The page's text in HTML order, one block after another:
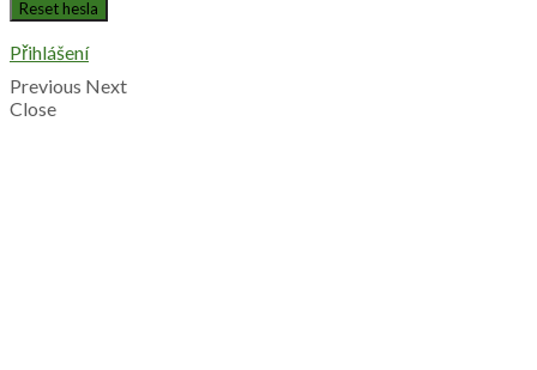
Přihlášení
Previous Next
Close